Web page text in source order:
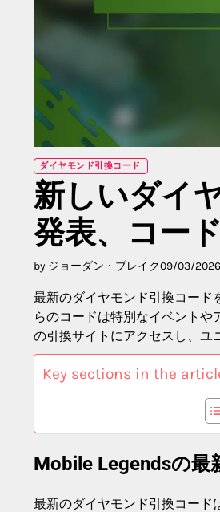
ダイヤモンド引換コード
新しいダイ
発表、コー
by ジョーダン・ブレイク09/03/2026
最新のダイヤモンド引換コード
らのコードは特別なイベント
の引換サイトにアクセスし、ユ
Key sections in the
Mobile Legendsの最
最新のダイヤモンド引換コード